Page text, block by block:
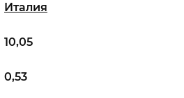
10,05
0,53
Италия